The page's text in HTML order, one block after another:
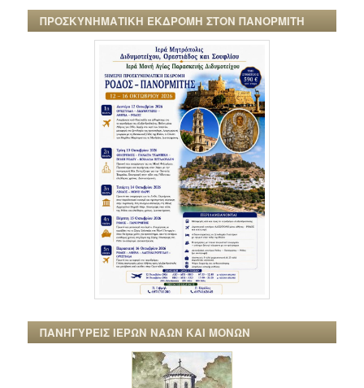
ΠΡΟΣΚΥΝΗΜΑΤΙΚΗ ΕΚΔΡΟΜΗ ΣΤΟΝ ΠΑΝΟΡΜΙΤΗ
ΠΑΝΗΓΥΡΕΙΣ ΙΕΡΩΝ ΝΑΩΝ ΚΑΙ ΜΟΝΩΝ